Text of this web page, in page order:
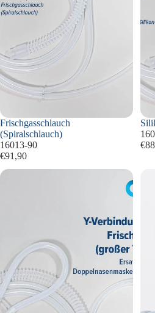
Frischgasschlauch
(Spiralschlauch)
16013-90
€91,90
Y-
Konnektor